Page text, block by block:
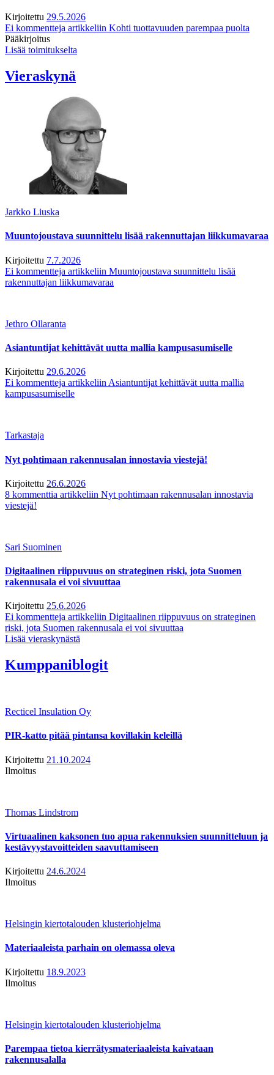
Kirjoitettu 29.5.2026
Ei kommentteja artikkeliin Kohti tuottavuuden parempaa puolta
Pääkirjoitus
Lisää toimitukselta
Vieraskynä
Jarkko Liuska
Muuntojoustava suunnittelu lisää rakennuttajan liikkumavaraa
Kirjoitettu 7.7.2026
Ei kommentteja artikkeliin Muuntojoustava suunnittelu lisää
rakennuttajan liikkumavaraa
Jethro Ollaranta
Asiantuntijat kehittävät uutta mallia kampusasumiselle
Kirjoitettu 29.6.2026
Ei kommentteja artikkeliin Asiantuntijat kehittävät uutta mallia
kampusasumiselle
Tarkastaja
Nyt pohtimaan rakennusalan innostavia viestejä!
Kirjoitettu 26.6.2026
8 kommenttia artikkeliin Nyt pohtimaan rakennusalan innostavia
viestejä!
Sari Suominen
Digitaalinen riippuvuus on strateginen riski, jota Suomen
rakennusala ei voi sivuuttaa
Kirjoitettu 25.6.2026
Ei kommentteja artikkeliin Digitaalinen riippuvuus on strateginen
riski, jota Suomen rakennusala ei voi sivuuttaa
Lisää vieraskynästä
Kumppaniblogit
Recticel Insulation Oy
PIR-katto pitää pintansa kovillakin keleillä
Kirjoitettu 21.10.2024
Ilmoitus
Thomas Lindstrom
Virtuaalinen kaksonen tuo apua rakennuksien suunnitteluun ja
kestävyystavoitteiden saavuttamiseen
Kirjoitettu 24.6.2024
Ilmoitus
Helsingin kiertotalouden klusteriohjelma
Materiaaleista parhain on olemassa oleva
Kirjoitettu 18.9.2023
Ilmoitus
Helsingin kiertotalouden klusteriohjelma
Parempaa tietoa kierrätysmateriaaleista kaivataan
rakennusalalla